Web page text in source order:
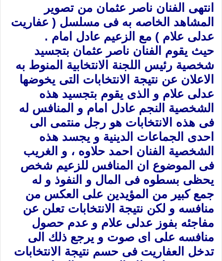
انتهى الفنان ناصر عثمان من تصوير
المشاهد الخاصه به فى مسلسل ( عفاريت
عدلى علام ) مع الزعيم عادل امام .
حيث يقوم الفنان ناصر عثمان بتجسيد
شخصية رئيس اللجنة الانتخابية المنوط به
الاعلان عن نتيجة الانتخابات التى يخوضها
عدلى علام و الذى يقوم بتجسيد هذه
الشخصية النجم عادل امام و المنافس له
فى هذه الانتخابات هو رجل منتمى الى
احدى الجماعات الدينية و يجسد هذه
الشخصية الفنان احمد حلاوه ، و الغريب
فى الموضوع ان المنافس للزعيم شخص
يحظى بسطوه فى المال و النفوذ و له
جمع كبير من المؤيدين على العكس من
منافسه و لكن نتيجة الانتخابات تعلن عن
مفاجئه بفوز عدلى علام و عدم حصول
منافسه على اى صوت و يرجع ذلك الى
تدخل العفاريت فى حسم نتيجة الانتخابات